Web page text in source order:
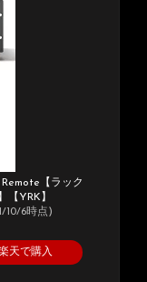
【ラック
【YRK】
10/6時点)
天で購入